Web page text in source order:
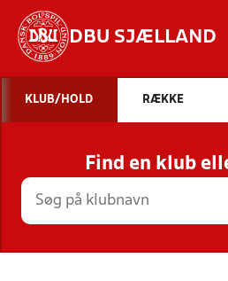
DBU SJÆLLAND
STILLINGER,
HOLD
KLUB/HOLD RÆKKE
Find en klub